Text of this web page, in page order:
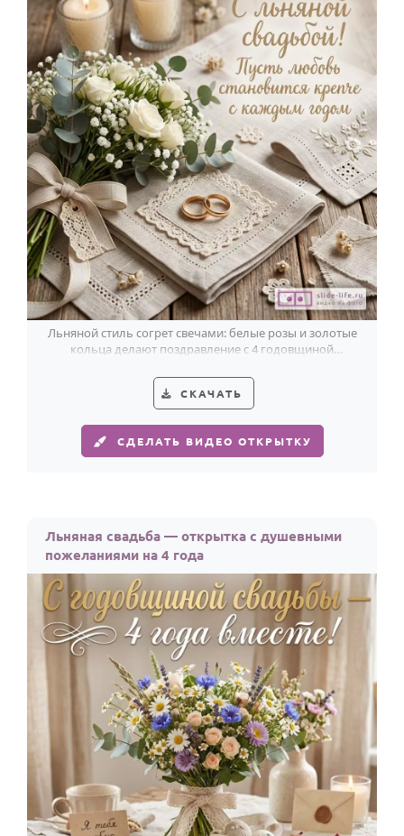
Льняной стиль согрет свечами: белые розы и золотые
кольца делают поздравление с 4 годовщиной
СКАЧАТЬ
СДЕЛАТЬ ВИДЕО ОТКРЫТКУ
Льняная свадьба — открытка с душевными
пожеланиями на 4 года